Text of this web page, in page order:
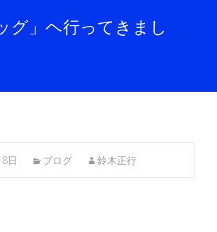
グ」ヘ行ってきまし
日 ブログ 鈴木正行